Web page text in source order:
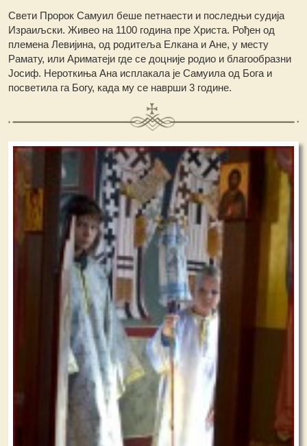
Свети Пророк Самуил беше петнаести и последњи судија
Израиљски. Живео на 1100 година пре Христа. Рођен од
племена Левијина, од родитеља Елкана и Ане, у месту
Рамату, или Ариматеји где се доцније родио и благообразни
Јосиф. Нероткиња Ана исплакала је Самуила од Бога и
посветила га Богу, када му се наврши 3 године.